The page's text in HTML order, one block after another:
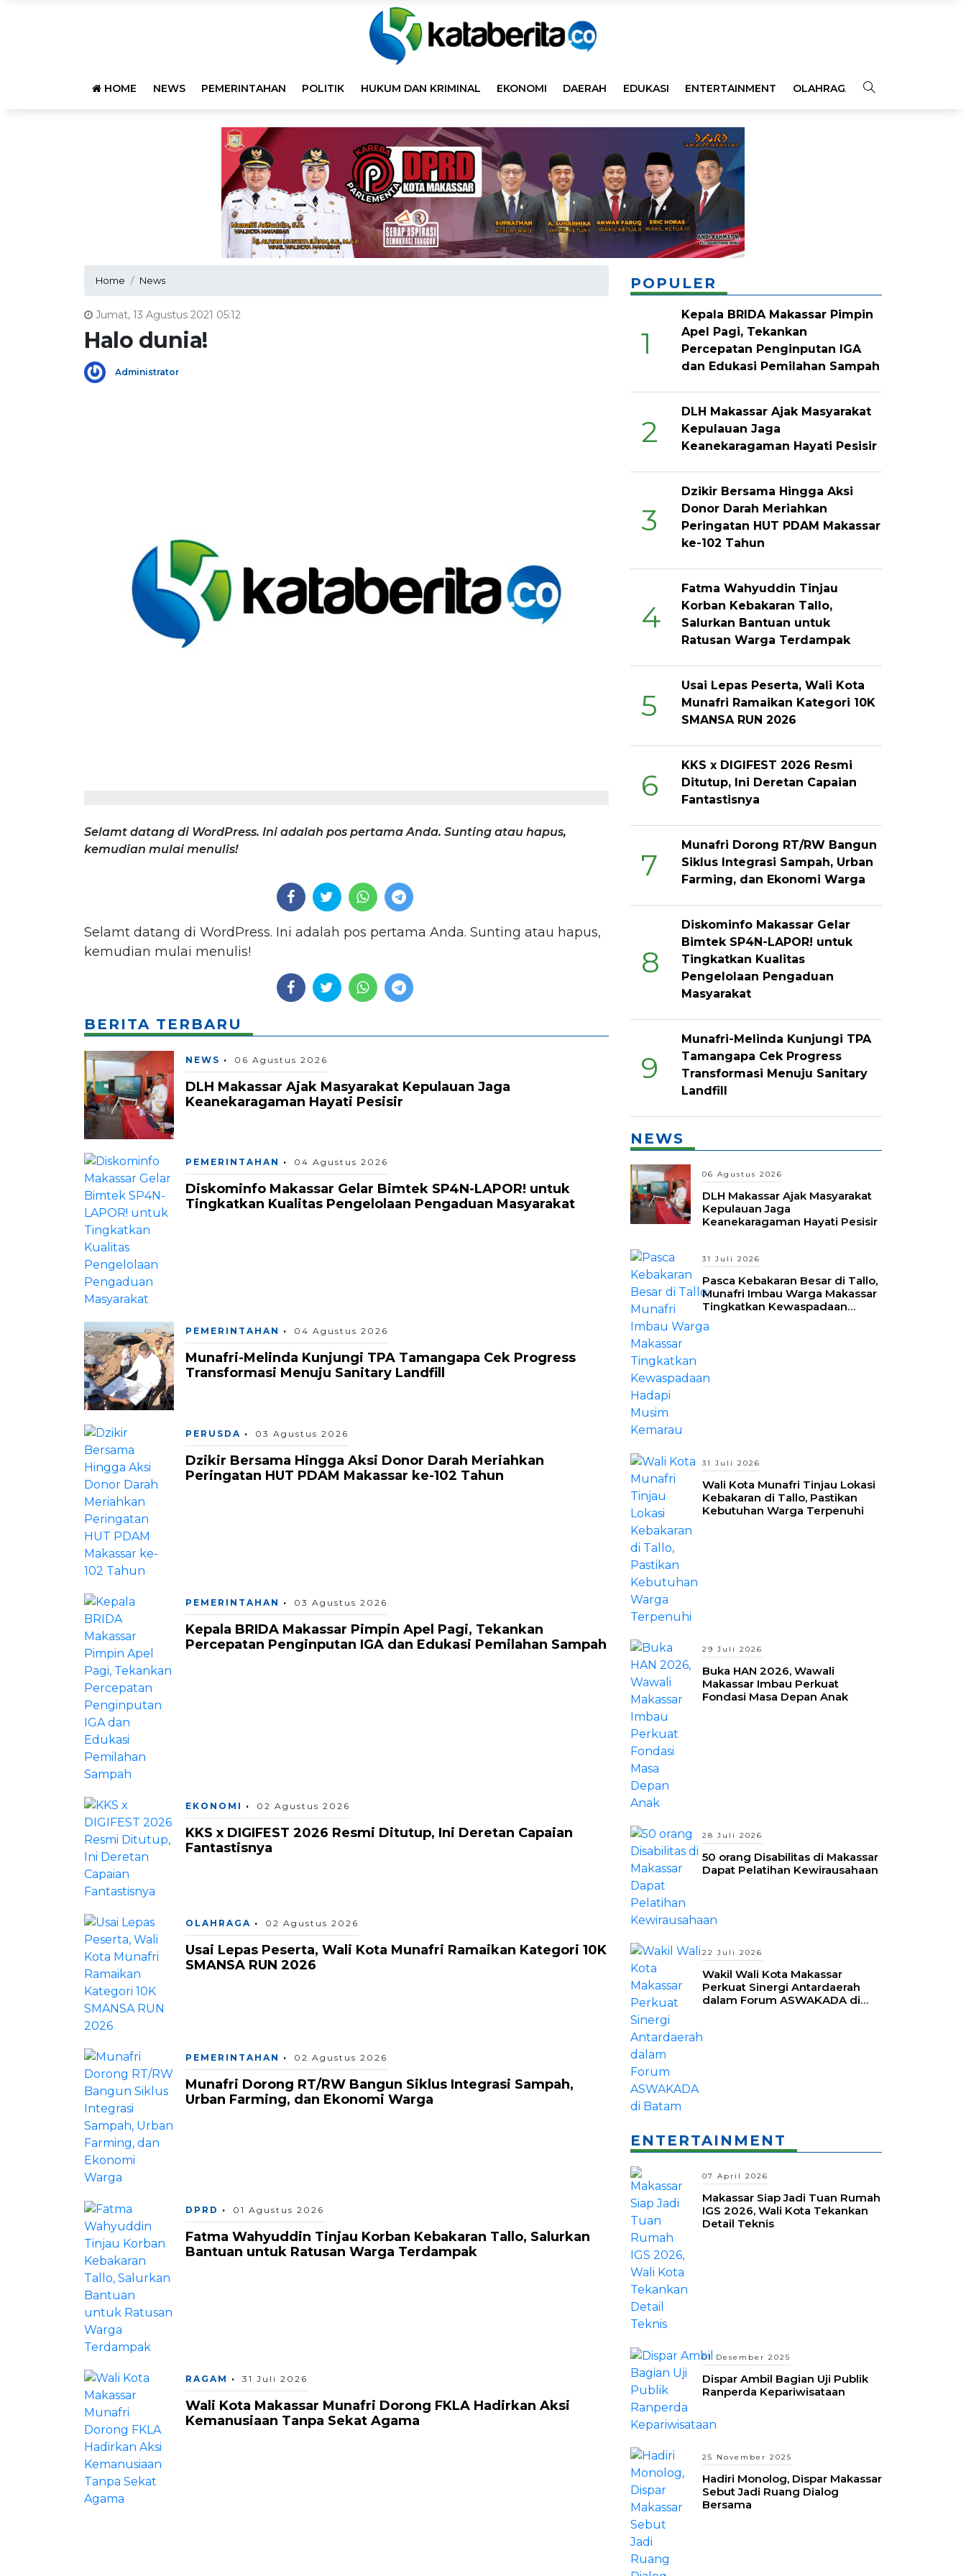
HOME NEWS PEMERINTAHAN POLITIK HUKUM DAN KRIMINAL EKONOMI DAERAH EDUKASI ENTERTAINMENT OLAHRAGA OPINI
Home News
Jumat, 13 Agustus 2021 05:12
Halo dunia!
Administrator
Selamt datang di WordPress. Ini adalah pos pertama Anda. Sunting atau hapus,
kemudian mulai menulis!
Selamt datang di WordPress. Ini adalah pos pertama Anda. Sunting atau hapus,
kemudian mulai menulis!
BERITA TERBARU
NEWS 06 Agustus 2026
DLH Makassar Ajak Masyarakat Kepulauan Jaga
Keanekaragaman Hayati Pesisir
PEMERINTAHAN 04 Agustus 2026
Diskominfo Makassar Gelar Bimtek SP4N-LAPOR! untuk
Tingkatkan Kualitas Pengelolaan Pengaduan Masyarakat
PEMERINTAHAN 04 Agustus 2026
Munafri-Melinda Kunjungi TPA Tamangapa Cek Progress
Transformasi Menuju Sanitary Landfill
PERUSDA 03 Agustus 2026
Dzikir Bersama Hingga Aksi Donor Darah Meriahkan
Peringatan HUT PDAM Makassar ke-102 Tahun
PEMERINTAHAN 03 Agustus 2026
Kepala BRIDA Makassar Pimpin Apel Pagi, Tekankan
Percepatan Penginputan IGA dan Edukasi Pemilahan Sampah
EKONOMI 02 Agustus 2026
KKS x DIGIFEST 2026 Resmi Ditutup, Ini Deretan Capaian
Fantastisnya
OLAHRAGA 02 Agustus 2026
Usai Lepas Peserta, Wali Kota Munafri Ramaikan Kategori 10K
SMANSA RUN 2026
PEMERINTAHAN 02 Agustus 2026
Munafri Dorong RT/RW Bangun Siklus Integrasi Sampah,
Urban Farming, dan Ekonomi Warga
DPRD 01 Agustus 2026
Fatma Wahyuddin Tinjau Korban Kebakaran Tallo, Salurkan
Bantuan untuk Ratusan Warga Terdampak
RAGAM 31 Juli 2026
Wali Kota Makassar Munafri Dorong FKLA Hadirkan Aksi
Kemanusiaan Tanpa Sekat Agama
POPULER
1
Kepala BRIDA Makassar Pimpin
Apel Pagi, Tekankan
Percepatan Penginputan IGA
dan Edukasi Pemilahan Sampah
2
DLH Makassar Ajak Masyarakat
Kepulauan Jaga
Keanekaragaman Hayati Pesisir
3
Dzikir Bersama Hingga Aksi
Donor Darah Meriahkan
Peringatan HUT PDAM Makassar
ke-102 Tahun
4
Fatma Wahyuddin Tinjau
Korban Kebakaran Tallo,
Salurkan Bantuan untuk
Ratusan Warga Terdampak
5
Usai Lepas Peserta, Wali Kota
Munafri Ramaikan Kategori 10K
SMANSA RUN 2026
6
KKS x DIGIFEST 2026 Resmi
Ditutup, Ini Deretan Capaian
Fantastisnya
7
Munafri Dorong RT/RW Bangun
Siklus Integrasi Sampah, Urban
Farming, dan Ekonomi Warga
8
Diskominfo Makassar Gelar
Bimtek SP4N-LAPOR! untuk
Tingkatkan Kualitas
Pengelolaan Pengaduan
Masyarakat
9
Munafri-Melinda Kunjungi TPA
Tamangapa Cek Progress
Transformasi Menuju Sanitary
Landfill
NEWS
06 Agustus 2026
DLH Makassar Ajak Masyarakat
Kepulauan Jaga
Keanekaragaman Hayati Pesisir
31 Juli 2026
Pasca Kebakaran Besar di Tallo,
Munafri Imbau Warga Makassar
Tingkatkan Kewaspadaan
31 Juli 2026
Wali Kota Munafri Tinjau Lokasi
Kebakaran di Tallo, Pastikan
Kebutuhan Warga Terpenuhi
29 Juli 2026
Buka HAN 2026, Wawali
Makassar Imbau Perkuat
Fondasi Masa Depan Anak
28 Juli 2026
50 orang Disabilitas di Makassar
Dapat Pelatihan Kewirausahaan
22 Juli 2026
Wakil Wali Kota Makassar
Perkuat Sinergi Antardaerah
dalam Forum ASWAKADA di
ENTERTAINMENT
07 April 2026
Makassar Siap Jadi Tuan Rumah
IGS 2026, Wali Kota Tekankan
Detail Teknis
01 Desember 2025
Dispar Ambil Bagian Uji Publik
Ranperda Kepariwisataan
25 November 2025
Hadiri Monolog, Dispar Makassar
Sebut Jadi Ruang Dialog
Bersama